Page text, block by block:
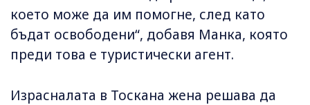
което може да им помогне, след като
бъдат освободени“, добавя Манка, която
преди това е туристически агент.
Израсналата в Тоскана жена решава да